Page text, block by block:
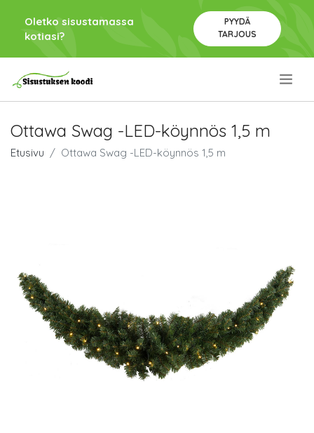
Oletko sisustamassa
kotiasi?
PYYDÄ
TARJOUS
Ottawa Swag -LED-köynnös 1,5 m
Etusivu Ottawa Swag -LED-köynnös 1,5 m